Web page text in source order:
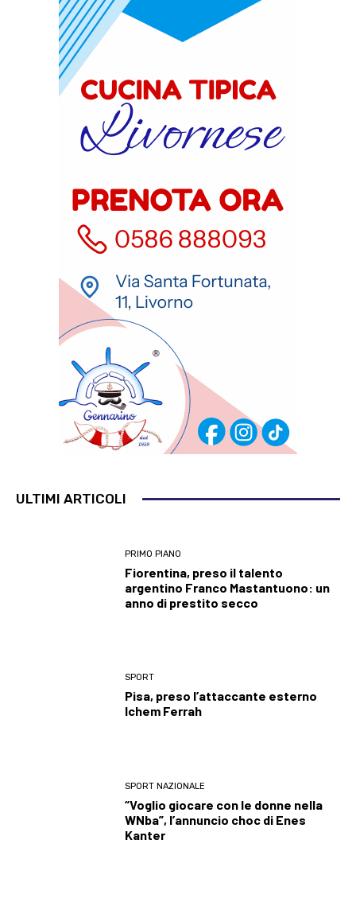
ULTIMI ARTICOLI
PRIMO PIANO
Fiorentina, preso il talento
argentino Franco Mastantuono: un
anno di prestito secco
SPORT
Pisa, preso l’attaccante esterno
Ichem Ferrah
SPORT NAZIONALE
“Voglio giocare con le donne nella
WNba”, l’annuncio choc di Enes
Kanter